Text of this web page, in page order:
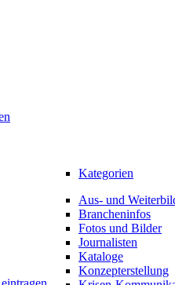
Kategorien
Aus- und
Brancheninfos
Fotos und Bilder
Journalisten
Kataloge
Konzepterstellung